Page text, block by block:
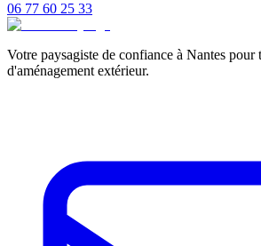
06 77 60 25 33
Votre paysagiste de confiance à Nantes pour
d'aménagement extérieur.